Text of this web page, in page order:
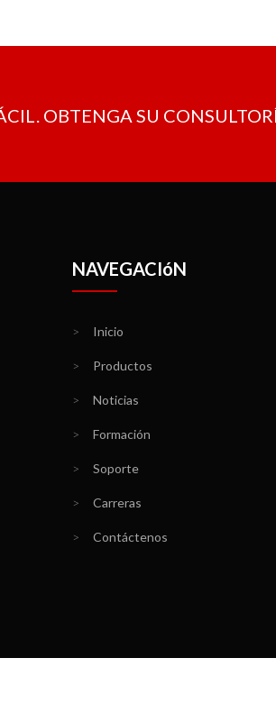
OBTENGA SU
NAVEGACIóN
> Inicio
> Productos
> Noticias
> Formación
> Soporte
> Carreras
> Contáctenos